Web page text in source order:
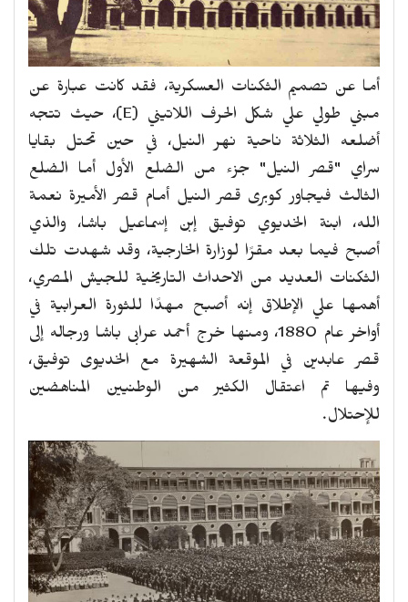
أما عن تصميم الثكنات العسكرية، فقد كانت عبارة عن
مبني طولي علي شكل الحرف اللاتيني (E)، حيث تتجه
أضلعه الثلاثة ناحية نهر النيل، في حين تحتل بقايا
سراي "قصر النيل" جزء من الضلع الأول أما الضلع
الثالث فيجاور كوبرى قصر النيل أمام قصر الأميرة نعمة
الله، ابنة الخديوي توفيق إبن إسماعيل باشا، والذي
أصبح فيما بعد مقرًا لوزارة الخارجية، وقد شهدت تلك
الثكنات العديد من الاحداث التاريخية للجيش المصري،
أهمها علي الإطلاق إنه أصبح مهدًا للثورة العرابية في
أواخر عام 1880، ومنها خرج أحمد عرابى باشا ورجاله إلى
قصر عابدين في الموقعة الشهيرة مع الخديوى توفيق،
وفيها تم اعتقال الكثير من الوطنيين المناهضين
للإحتلال.